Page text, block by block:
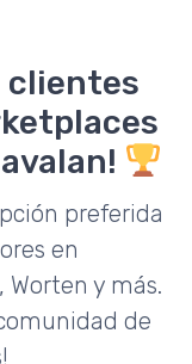
clientes
preferida
en
Worten y más.
de